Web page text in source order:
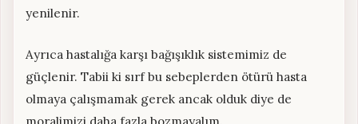
yenilenir.
Ayrıca hastalığa karşı bağışıklık sistemimiz de
güçlenir. Tabii ki sırf bu sebeplerden ötürü hasta
olmaya çalışmamak gerek ancak olduk diye de